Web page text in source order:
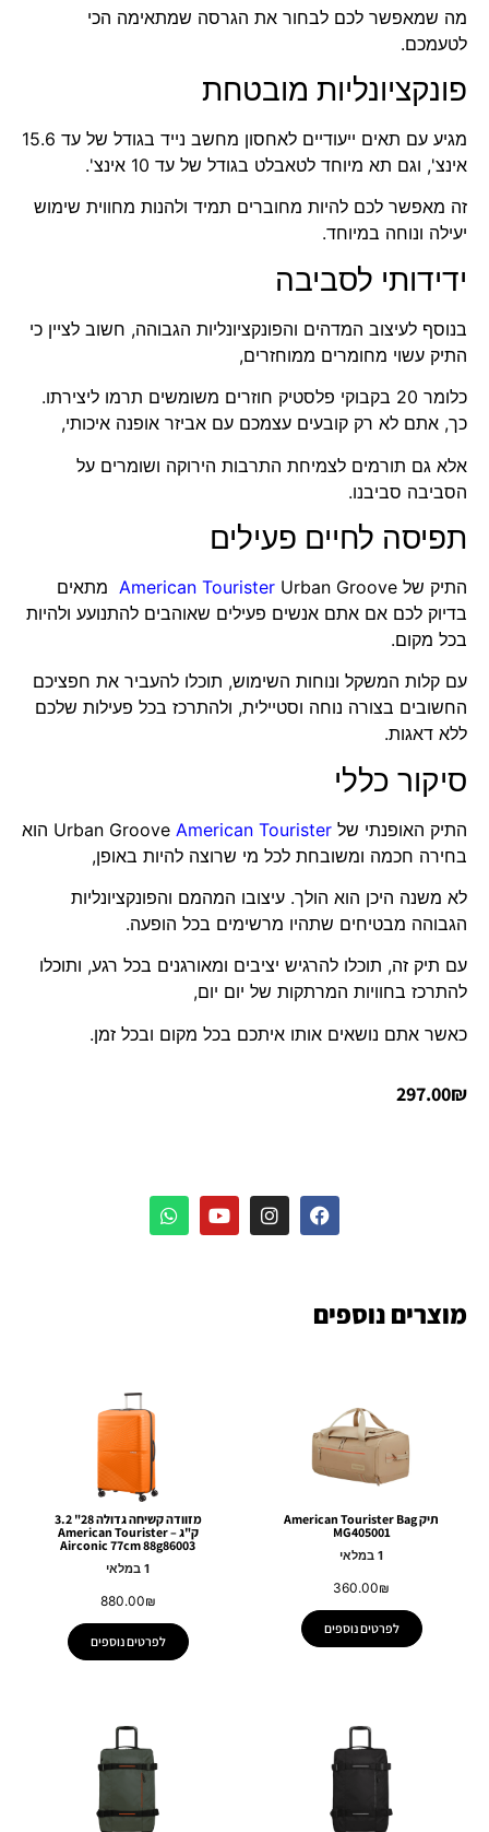
מה שמאפשר לכם לבחור את הגרסה שמתאימה הכי
לטעמכם.
פונקציונליות מובטחת
מגיע עם תאים ייעודיים לאחסון מחשב נייד בגודל של עד 15.6
אינצ', וגם תא מיוחד לטאבלט בגודל של עד 10 אינצ'.
זה מאפשר לכם להיות מחוברים תמיד ולהנות מחווית שימוש
יעילה ונוחה במיוחד.
ידידותי לסביבה
בנוסף לעיצוב המדהים והפונקציונליות הגבוהה, חשוב לציין כי
התיק עשוי מחומרים ממוחזרים,
כלומר 20 בקבוקי פלסטיק חוזרים משומשים תרמו ליצירתו.
כך, אתם לא רק קובעים עצמכם עם אביזר אופנה איכותי,
אלא גם תורמים לצמיחת התרבות הירוקה ושומרים על
הסביבה סביבנו.
תפיסה לחיים פעילים
התיק של American Tourister Urban Groove מתאים
בדיוק לכם אם אתם אנשים פעילים שאוהבים להתנועע ולהיות
בכל מקום.
עם קלות המשקל ונוחות השימוש, תוכלו להעביר את חפציכם
החשובים בצורה נוחה וסטיילית, ולהתרכז בכל פעילות שלכם
ללא דאגות.
סיקור כללי
התיק האופנתי של Urban Groove American Tourister
הוא
בחירה חכמה ומשובחת לכל מי שרוצה להיות באופן,
לא משנה היכן הוא הולך. עיצובו המהמם והפונקציונליות
הגבוהה מבטיחים שתהיו מרשימים בכל הופעה.
עם תיק זה, תוכלו להרגיש יציבים ומאורגנים בכל רגע, ותוכלו
להתרכז בחוויות המרתקות של יום יום,
כאשר אתם נושאים אותו איתכם בכל מקום ובכל זמן.
297.00₪
מוצרים נוספים
תיק American Tourister Bag
MG405001
1 במלאי
360.00₪
לפרטים נוספים
מזוודה קשיחה גדולה 28" 3.2
ק"ג – American Tourister
Airconic 77cm 88g86003
1 במלאי
880.00₪
לפרטים נוספים